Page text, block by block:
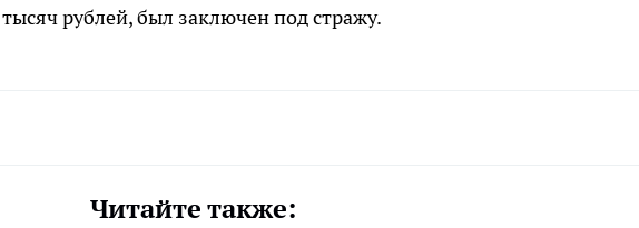
рублей, был заключен под стражу.
Читайте также: